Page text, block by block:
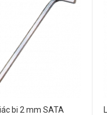
bi 2 mm SATA